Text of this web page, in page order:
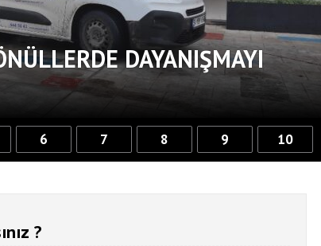
DAYANIŞMAYI
6 7 8 9 10
?